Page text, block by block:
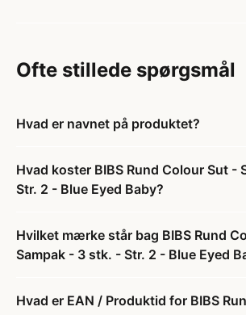
Ofte stillede spørgsmål
Hvad er navnet på produktet?
Hvad koster BIBS Rund Colour Sut -
Str. 2 - Blue Eyed Baby?
Hvilket mærke står bag BIBS Rund
Sampak - 3 stk. - Str. 2 - Blue Eyed
Hvad er EAN / Produktid for BIBS